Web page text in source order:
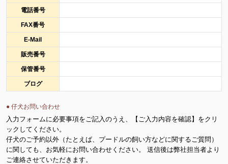
電話番号
FAX番号
E-Mail
販売番号
保管番号
ブログ
● 仔犬お問い合わせ
入力フォームに必要事項をご記入のうえ、【ご入力内容を確認】をクリ
ックしてください。
仔犬のご予約以外（たとえば、プードルの飼い方などに関するご質問）
に関しても、お気軽にお問い合わせください。 送信後は弊社担当者より
ご連絡させていただきます。